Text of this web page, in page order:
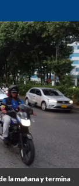
la mañana y termina